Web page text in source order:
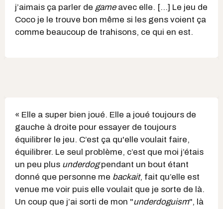
j’aimais ça parler de gameavec elle. [...] Le jeu de
Coco je le trouve bon même si les gens voient ça
comme beaucoup de trahisons, ce qui en est.
« Elle a super bien joué. Elle a joué toujours de
gauche à droite pour essayer de toujours
équilibrer le jeu. C’est ça qu'elle voulait faire,
équilibrer. Le seul problème, c’est que moi j’étais
un peu plus underdogpendant un bout étant
donné que personne me backait, fait qu’elle est
venue me voir puis elle voulait que je sorte de là.
Un coup que j’ai sorti de mon "underdoguism", là